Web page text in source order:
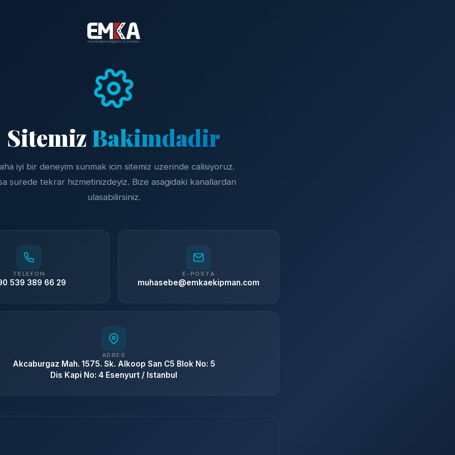
SitemizBakimdadir
iyi bir deneyim sunmak icin sitemiz uzerinde calisiyoruz.
surede tekrar hizmetinizdeyiz. Bize asagidaki kanallardan
ulasabilirsiniz.
TELEFON
539 389 66 29
E-POSTA
muhasebe@emkaekipman.com
ADRES
Akcaburgaz Mah. 1575. Sk. Alkoop San C5 Blok No: 5
Dis Kapi No: 4 Esenyurt / Istanbul